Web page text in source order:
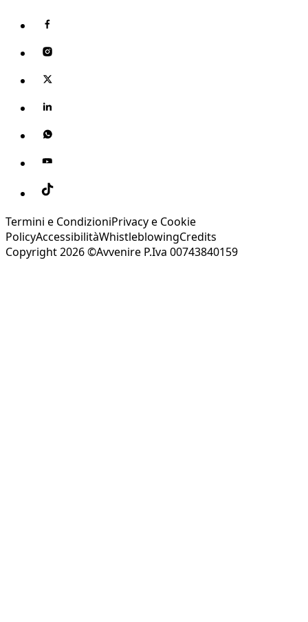
Termini e CondizioniPrivacy e Cookie
PolicyAccessibilitàWhistleblowingCredits
Copyright 2026 ©Avvenire P.Iva 00743840159